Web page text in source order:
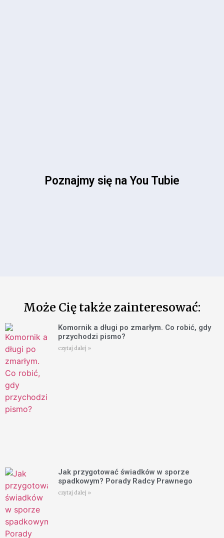
Poznajmy się na You Tubie
Może Cię także zainteresować:
Komornik a długi po zmarłym. Co robić, gdy
przychodzi pismo?
czytaj dalej »
Jak przygotować świadków w sporze
spadkowym? Porady Radcy Prawnego
czytaj dalej »